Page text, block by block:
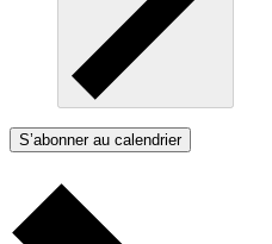
S’abonner au calendrier